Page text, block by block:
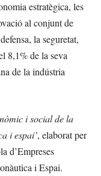
estratègica, les
al conjunt de
la seguretat,
8,1% de la seva
de la indústria
i social de la
i espai’, elaborat per
d’Empreses
i Espai.